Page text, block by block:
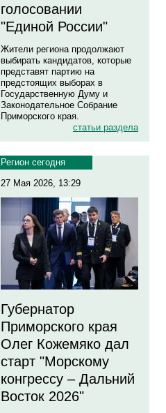
голосовании
"Единой России"
Жители региона продолжают
выбирать кандидатов, которые
представят партию на
предстоящих выборах в
Государственную Думу и
Законодательное Собрание
Приморского края.
статьи раздела
Регион сегодня
27 Мая 2026, 13:29
Губернатор
Приморского края
Олег Кожемяко дал
старт "Морскому
конгрессу – Дальний
Восток 2026"